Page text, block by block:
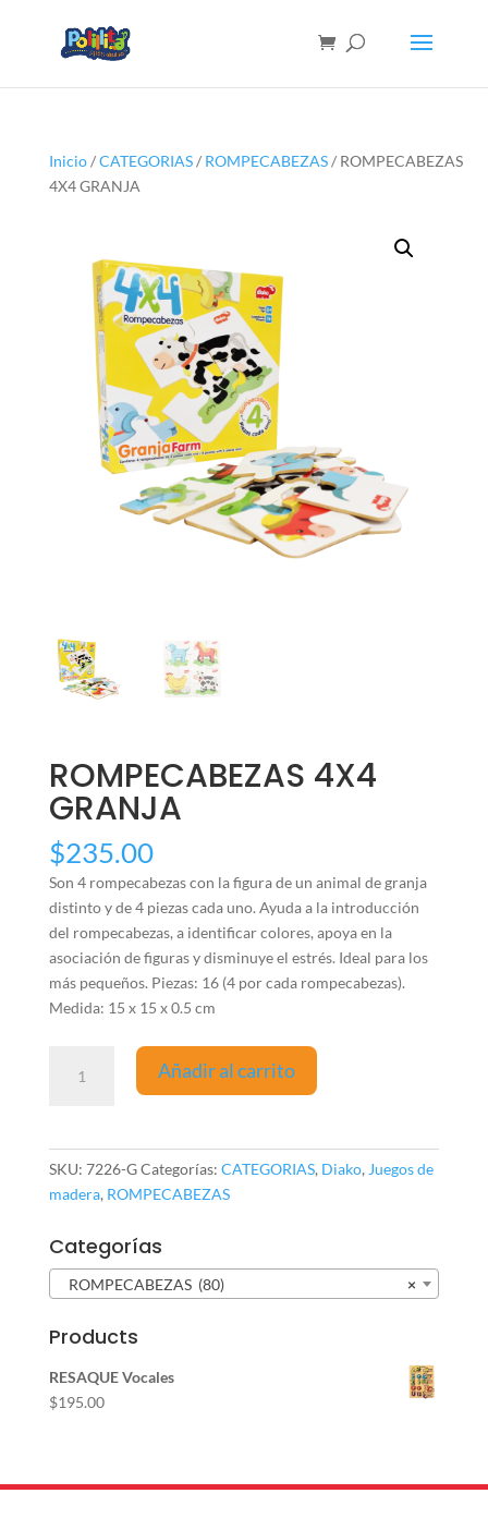
Inicio/CATEGORIAS/ ROMPECABEZAS/ ROMPECABEZAS
4X4 GRANJA
ROMPECABEZAS 4X4
GRANJA
$235.00
Son 4 rompecabezas con la figura de un animal de granja
distinto y de 4 piezas cada uno. Ayuda a la introducción
del rompecabezas, a identificar colores, apoya en la
asociación de figuras y disminuye el estrés. Ideal para los
más pequeños. Piezas: 16 (4 por cada rompecabezas).
Medida: 15 x 15 x 0.5 cm
ROMPECABEZAS
Añadir al carrito
SKU: 7226-GCategorías: CATEGORIAS, Diako, Juegos de
madera, ROMPECABEZAS
Categorías
×
ROMPECABEZAS (80)
Products
RESAQUE Vocales
$195.00